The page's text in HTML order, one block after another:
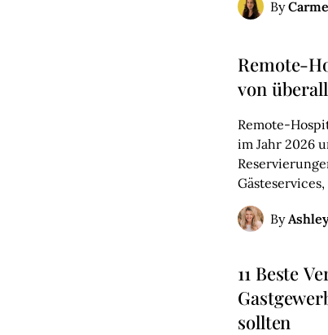
By
Remote-
von
Remote-
im Jahr 2026
By
11 Beste
sollten